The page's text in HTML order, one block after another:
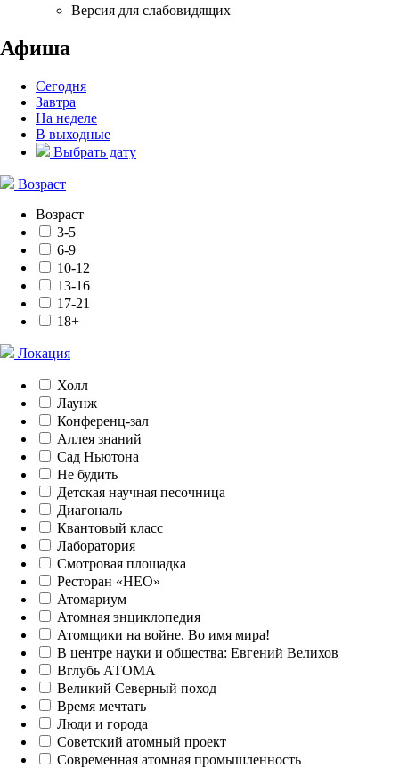
Версия для слабовидящих
Афиша
Сегодня
Завтра
На неделе
В выходные
Выбрать дату
Возраст
Возраст
3-5
6-9
10-12
13-16
17-21
18+
Локация
Холл
Лаунж
Конференц-зал
Аллея знаний
Сад Ньютона
Не будить
Детская научная песочница
Диагональ
Квантовый класс
Лаборатория
Смотровая площадка
Ресторан «НЕО»
Атомариум
Атомная энциклопедия
Атомщики на войне. Во имя мира!
В центре науки и общества: Евгений Велихов
Вглубь АТОМА
Великий Северный поход
Время мечтать
Люди и города
Советский атомный проект
Современная атомная промышленность